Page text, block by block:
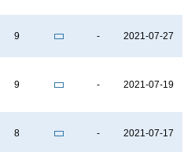
9 - 2021-07-27
9 - 2021-07-19
8 - 2021-07-17